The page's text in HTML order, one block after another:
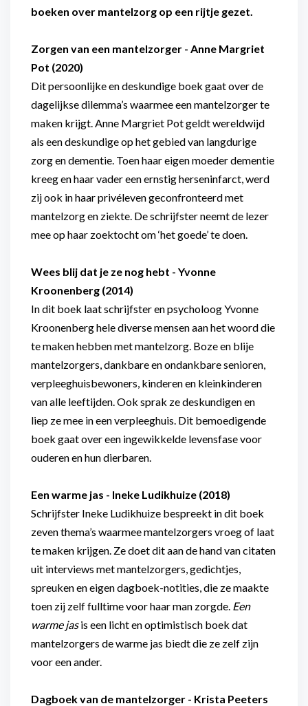
boeken over mantelzorg op een rijtje gezet.
Zorgen van een mantelzorger - Anne Margriet
Pot (2020)
Dit persoonlijke en deskundige boek gaat over de
dagelijkse dilemma’s waarmee een mantelzorger te
maken krijgt. Anne Margriet Pot geldt wereldwijd
als een deskundige op het gebied van langdurige
zorg en dementie. Toen haar eigen moeder dementie
kreeg en haar vader een ernstig herseninfarct, werd
zij ook in haar privéleven geconfronteerd met
mantelzorg en ziekte. De schrijfster neemt de lezer
mee op haar zoektocht om ‘het goede’ te doen.
Wees blij dat je ze nog hebt - Yvonne
Kroonenberg (2014)
In dit boek laat schrijfster en psycholoog Yvonne
Kroonenberg hele diverse mensen aan het woord die
te maken hebben met mantelzorg. Boze en blije
mantelzorgers, dankbare en ondankbare senioren,
verpleeghuisbewoners, kinderen en kleinkinderen
van alle leeftijden. Ook sprak ze deskundigen en
liep ze mee in een verpleeghuis. Dit bemoedigende
boek gaat over een ingewikkelde levensfase voor
ouderen en hun dierbaren.
Een warme jas - Ineke Ludikhuize (2018)
Schrijfster Ineke Ludikhuize bespreekt in dit boek
zeven thema’s waarmee mantelzorgers vroeg of laat
te maken krijgen. Ze doet dit aan de hand van citaten
uit interviews met mantelzorgers, gedichtjes,
spreuken en eigen dagboek-notities, die ze maakte
toen zij zelf fulltime voor haar man zorgde. Een
warme jasis een licht en optimistisch boek dat
mantelzorgers de warme jas biedt die ze zelf zijn
voor een ander.
Dagboek van de mantelzorger - Krista Peeters